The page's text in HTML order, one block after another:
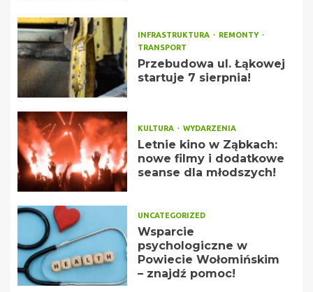
INFRASTRUKTURA
REMONTY
TRANSPORT
Przebudowa ul. Łąkowej
startuje 7 sierpnia!
KULTURA WYDARZENIA
Letnie kino w Ząbkach:
nowe filmy i dodatkowe
seanse dla młodszych!
UNCATEGORIZED
Wsparcie
psychologiczne w
Powiecie Wołomińskim
– znajdź pomoc!